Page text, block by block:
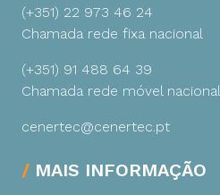
(+351) 22 973 46 24
Chamada rede fixa nacional
(+351) 91 488 64 39
Chamada rede móvel nacional
cenertec@cenertec.pt
MAIS INFORMAÇÃO